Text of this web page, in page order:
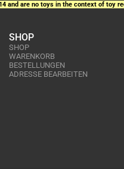
and are no toys in the context of toy
SHOP
SHOP
WARENKORB
BESTELLUNGEN
ADRESSE BEARBEITEN